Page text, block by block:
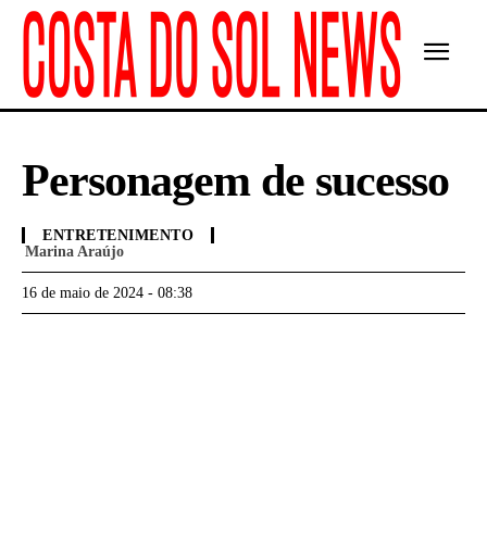
Personagem de sucesso
ENTRETENIMENTO
Marina Araújo
16 de maio de 2024 - 08:38